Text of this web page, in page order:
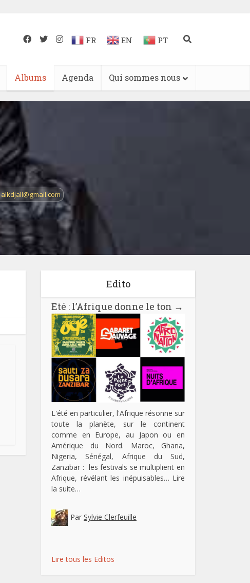
FR EN PT
Albums Agenda Qui sommes nous
alkdjall@gmail.com
Edito
Eté : l’Afrique donne le ton →
L'été en particulier, l'Afrique résonne sur
toute la planète, sur le continent
comme en Europe, au Japon ou en
Amérique du Nord. Maroc, Ghana,
Nigeria, Sénégal, Afrique du Sud,
Zanzibar : les festivals se multiplient en
Afrique, révélant les inépuisables… Lire
la suite…
Par Sylvie Clerfeuille
Lire tous les Editos